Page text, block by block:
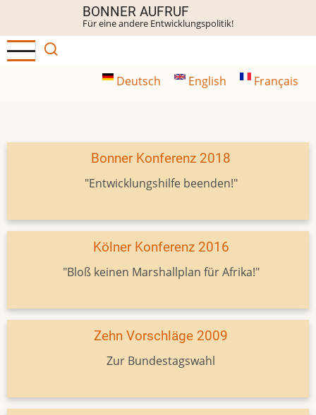
Inhalt
BONNER AUFRUF
Für eine andere Entwicklungspolitik!
Deutsch English Français
Bonner Konferenz 2018
"Entwicklungshilfe beenden!"
Kölner Konferenz 2016
"Bloß keinen Marshallplan für Afrika!"
Zehn Vorschläge 2009
Zur Bundestagswahl